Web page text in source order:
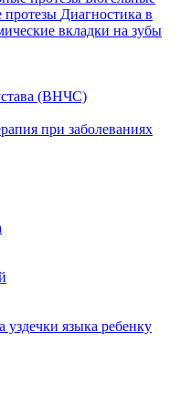
Диагностика в
вкладки на зубы
(ВНЧС)
при заболеваниях
уздечки языка ребенку